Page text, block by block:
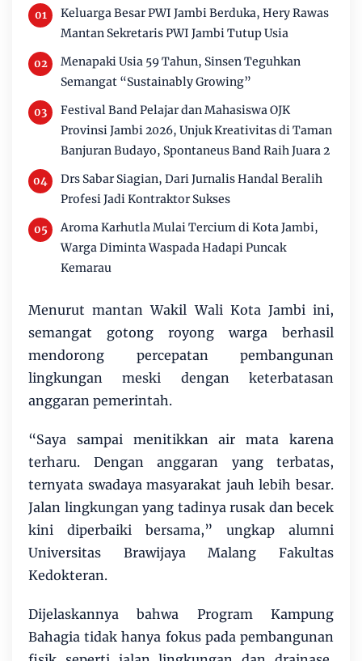
Keluarga Besar PWI Jambi Berduka, Hery Rawas
Mantan Sekretaris PWI Jambi Tutup Usia
Menapaki Usia 59 Tahun, Sinsen Teguhkan
Semangat “Sustainably Growing”
Festival Band Pelajar dan Mahasiswa OJK
Provinsi Jambi 2026, Unjuk Kreativitas di Taman
Banjuran Budayo, Spontaneus Band Raih Juara 2
Drs Sabar Siagian, Dari Jurnalis Handal Beralih
Profesi Jadi Kontraktor Sukses
Aroma Karhutla Mulai Tercium di Kota Jambi,
Warga Diminta Waspada Hadapi Puncak
Kemarau
Menurut mantan Wakil Wali Kota Jambi ini,
semangat gotong royong warga berhasil
mendorong percepatan pembangunan
lingkungan meski dengan keterbatasan
anggaran pemerintah.
“Saya sampai menitikkan air mata karena
terharu. Dengan anggaran yang terbatas,
ternyata swadaya masyarakat jauh lebih besar.
Jalan lingkungan yang tadinya rusak dan becek
kini diperbaiki bersama,” ungkap alumni
Universitas Brawijaya Malang Fakultas
Kedokteran.
Dijelaskannya bahwa Program Kampung
Bahagia tidak hanya fokus pada pembangunan